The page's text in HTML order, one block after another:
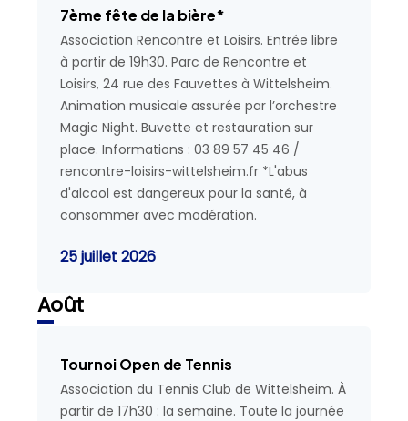
7ème fête de la bière*
Association Rencontre et Loisirs. Entrée libre
à partir de 19h30. Parc de Rencontre et
Loisirs, 24 rue des Fauvettes à Wittelsheim.
Animation musicale assurée par l’orchestre
Magic Night. Buvette et restauration sur
place. Informations : 03 89 57 45 46 /
rencontre-loisirs-wittelsheim.fr *L'abus
d'alcool est dangereux pour la santé, à
consommer avec modération.
25 juillet 2026
Août
Tournoi Open de Tennis
Association du Tennis Club de Wittelsheim. À
partir de 17h30 : la semaine. Toute la journée